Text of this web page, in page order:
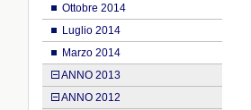
Ottobre 2014
Luglio 2014
Marzo 2014
ANNO 2013
ANNO 2012